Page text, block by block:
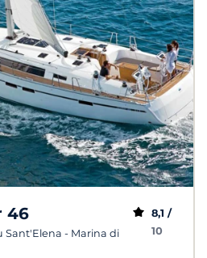
46
Sant'Elena - Marina di
8,1 /
10